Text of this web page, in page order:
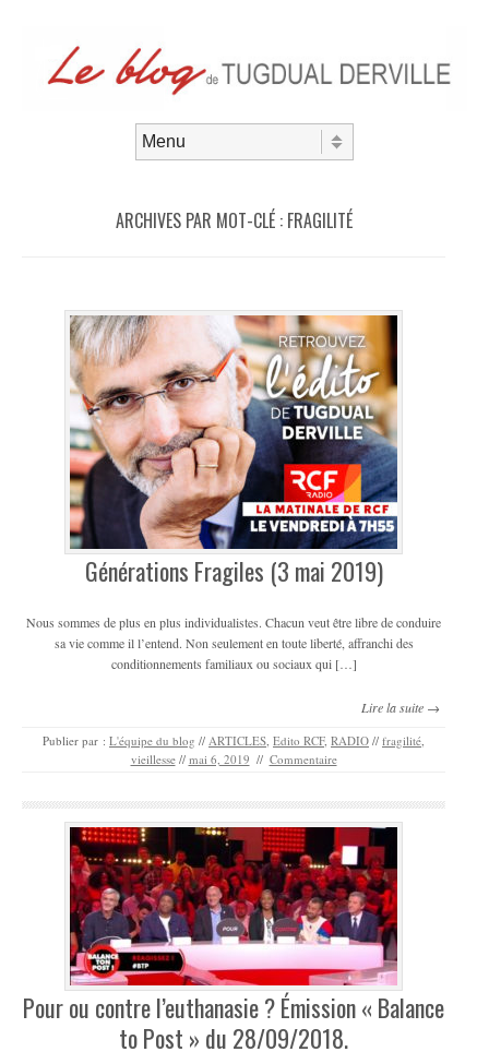
ARCHIVES PAR MOT-CLÉ : FRAGILITÉ
Générations Fragiles (3 mai 2019)
Nous sommes de plus en plus individualistes. Chacun veut être libre de conduire
sa vie comme il l’entend. Non seulement en toute liberté, affranchi des
conditionnements familiaux ou sociaux qui […]
Lire la suite →
Publier par : L'équipe du blog // ARTICLES Edito RCF, RADIO // fragilité
vieillesse // mai 6, 2019 // Commentaire
Pour ou contre l’euthanasie ? Émission « Balance
to Post » du 28/09/2018.